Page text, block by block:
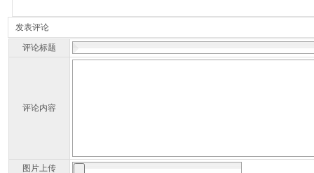
发表评论
评论标题
评论内容
图片上传